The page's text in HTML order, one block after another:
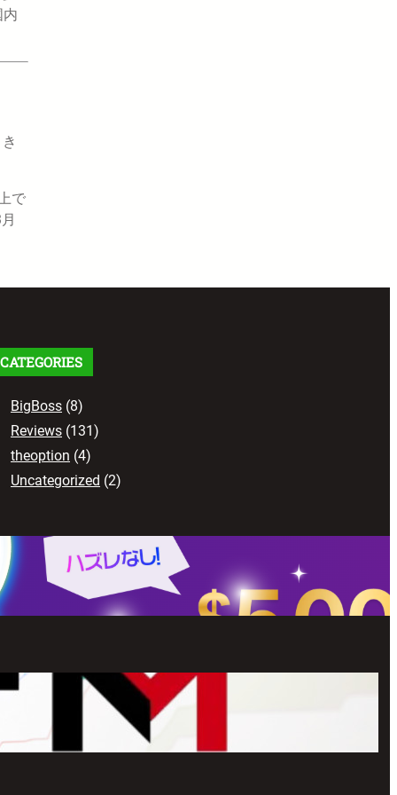
で
CATEGORIES
BigBoss (8)
Reviews (131)
theoption (4)
Uncategorized (2)